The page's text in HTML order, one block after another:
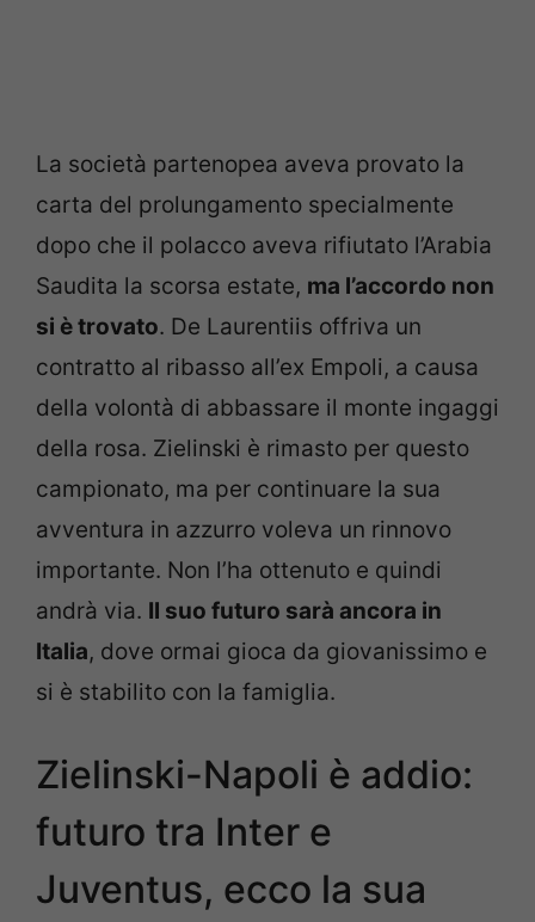
La società partenopea aveva provato la
carta del prolungamento specialmente
dopo che il polacco aveva rifiutato l’Arabia
Saudita la scorsa estate, ma l’accordo non
si è trovato. De Laurentiis offriva un
contratto al ribasso all’ex Empoli, a causa
della volontà di abbassare il monte ingaggi
della rosa. Zielinski è rimasto per questo
campionato, ma per continuare la sua
avventura in azzurro voleva un rinnovo
importante. Non l’ha ottenuto e quindi
andrà via. Il suo futuro sarà ancora in
Italia, dove ormai gioca da giovanissimo e
si è stabilito con la famiglia.
Zielinski-Napoli è addio:
futuro tra Inter e
Juventus, ecco la sua